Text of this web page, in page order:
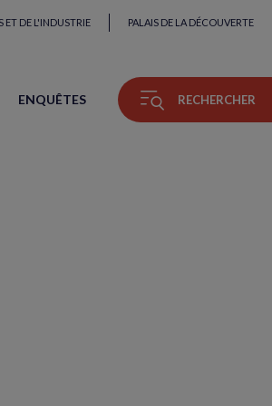
ET DE L'INDUSTRIE PALAIS DE LA DÉCOUVERTE
ENQUÊTES RECHERCHER